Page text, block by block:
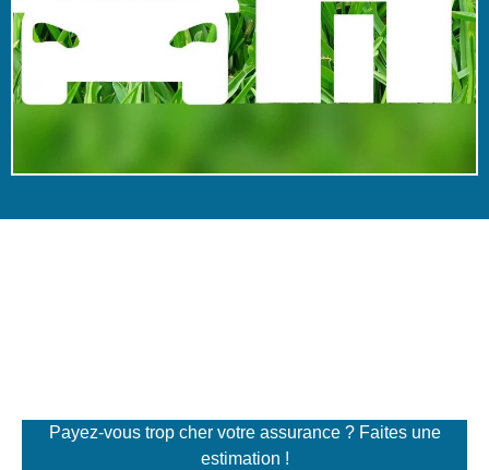
Payez-vous trop cher votre assurance ? Faites une
estimation !